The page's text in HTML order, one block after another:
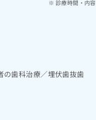
診療時間・内
の歯科治療／埋伏歯抜歯